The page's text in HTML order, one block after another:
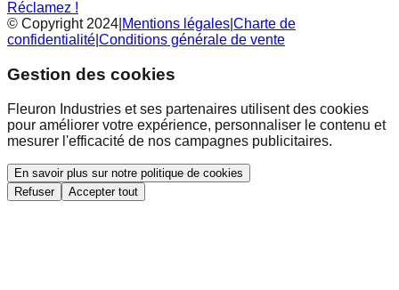
Réclamez !
© Copyright 2024 Mentions légales Charte de
confidentialité Conditions générale de vente
Gestion des cookies
Fleuron Industries et ses partenaires utilisent des cookies
pour améliorer votre expérience, personnaliser le contenu et
mesurer l'efficacité de nos campagnes publicitaires.
En savoir plus sur notre politique de cookies
Refuser
Accepter tout